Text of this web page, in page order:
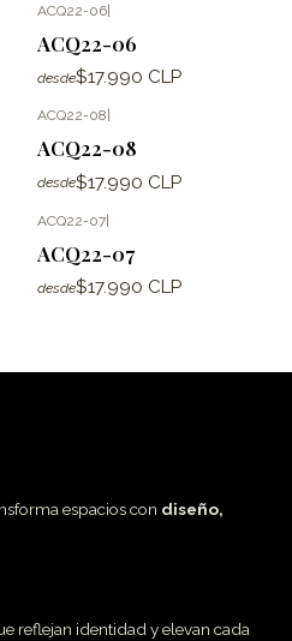
ACQ22-06
ACQ22-06
desde$17.990 CLP
ACQ22-08
ACQ22-08
desde$17.990 CLP
ACQ22-07|
ACQ22-07
desde$17.990 CLP
espacios con diseño,
reflejan identidad y elevan cada